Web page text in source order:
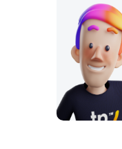
Cartus HP
Cartus HP
Cartus HP
Cartus HP
Cartus HP
Cartus HP
Cartus HP
Cartus HP